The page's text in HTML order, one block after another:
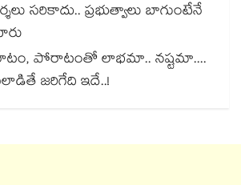
సరికాదు.. ప్రభుత్వాలు బాగుంటేనే
పోరాటంతో లాభమా.. నష్టమా....
జరిగేది ఇదే..!